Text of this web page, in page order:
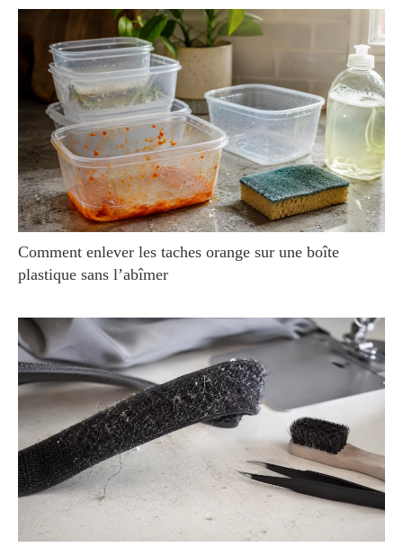
Comment enlever les taches orange sur une boîte
plastique sans l’abîmer